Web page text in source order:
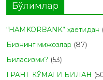
Бўлимлар
“HAMKORBANK” ҳаётидан
Бизнинг мижозлар (87)
Биласизми? (53)
ГРАНТ КЎМАГИ БИЛАН